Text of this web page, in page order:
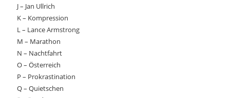
J – Jan Ullrich
K – Kompression
L – Lance Armstrong
M – Marathon
N – Nachtfahrt
O – Österreich
P – Prokrastination
Q – Quietschen